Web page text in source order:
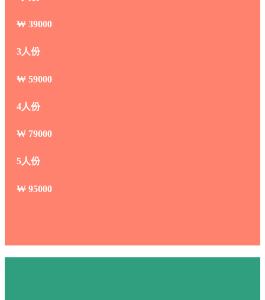
₩ 39000
3人份
₩ 59000
4人份
₩ 79000
5人份
₩ 95000